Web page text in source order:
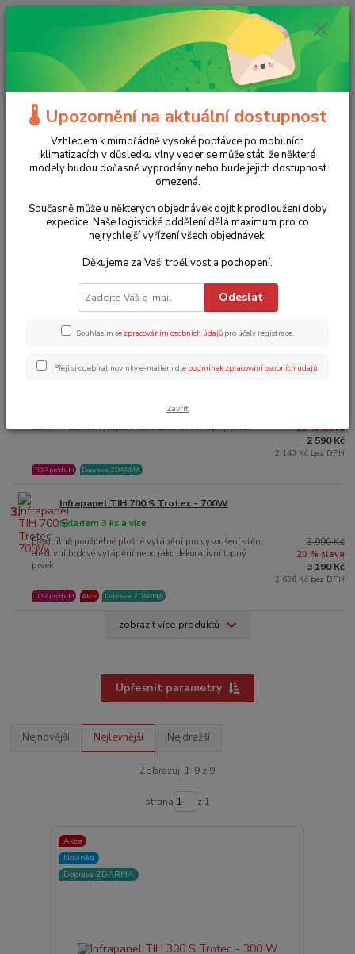
Menu
Hledat
(Po-Ne, 8-20 hod.)
ks
0 Kč
Zahradní technika Topení Topidla
Topidla
Nejprodávanější
Designový skleněný konvektor TCH 2011 E Trotec - 2000W,
černý
1 942 Kč bez DPH
Flexibilně použitelné plošné vytápění pro vysoušení stěn,
efektivní bodové vytápění nebo dekorativní topný prvek
TOP produkt Doprava ZDARMA
16 % sleva
2 590 Kč
2 140 Kč bez DPH
3. Infrapanel TIH 700 S Trotec - 700W
Flexibilně použitelné plošné vytápění pro vysoušení stěn,
efektivní bodové vytápění nebo jako dekorativní topný
prvek
Skladem 3 ks a více
TOP produkt Akce Doprava ZDARMA
3 990 Kč
20 % sleva
3 190 Kč
2 636 Kč bez DPH
zobrazit více produktů
Upřesnit parametry
Nejnovější Nejlevnější Nejdražší
Zobrazuji 1-9 z 9
strana z 1
Akce
Novinka
Doprava ZDARMA
🌡️ Upozornění na aktuální dostupnost
Vzhledem k mimořádně vysoké poptávce po mobilních
klimatizacích v důsledku vlny veder se může stát, že některé
modely budou dočasně vyprodány nebo bude jejich dostupnost
omezená.
Současně může u některých objednávek dojít k prodloužení doby
expedice. Naše logistické oddělení dělá maximum pro co
nejrychlejší vyřízení všech objednávek.
Děkujeme za Vaši trpělivost a pochopení.
Odeslat
Souhlasím se zpracováním osobních údajů pro účely registrace.
Přeji si odebírat novinky e-mailem dle podmínek zpracování osobních údajů
Zavřít